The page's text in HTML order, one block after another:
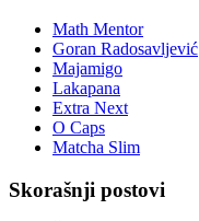
Math Mentor
Goran Radosavljević
Majamigo
Lakapana
Extra Next
O Caps
Matcha Slim
Skorašnji postovi